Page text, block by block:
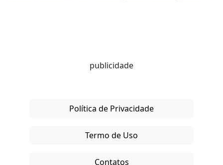
publicidade
Política de Privacidade
Termo de Uso
Contatos